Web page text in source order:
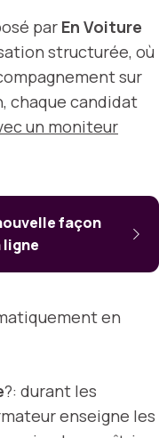
par En Voiture
structurée, où
sur
chaque candidat
un moniteur
façon
ligne
en
?: durant les
enseigne les